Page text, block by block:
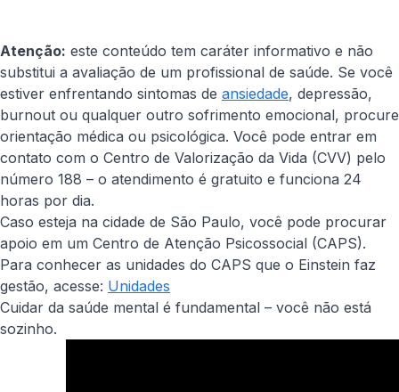
Atenção: este conteúdo tem caráter informativo e não
substitui a avaliação de um profissional de saúde. Se você
estiver enfrentando sintomas de ansiedade, depressão,
burnout ou qualquer outro sofrimento emocional, procure
orientação médica ou psicológica. Você pode entrar em
contato com o Centro de Valorização da Vida (CVV) pelo
número 188 – o atendimento é gratuito e funciona 24
horas por dia.
Caso esteja na cidade de São Paulo, você pode procurar
apoio em um Centro de Atenção Psicossocial (CAPS).
Para conhecer as unidades do CAPS que o Einstein faz
gestão, acesse: Unidades
Cuidar da saúde mental é fundamental – você não está
sozinho.